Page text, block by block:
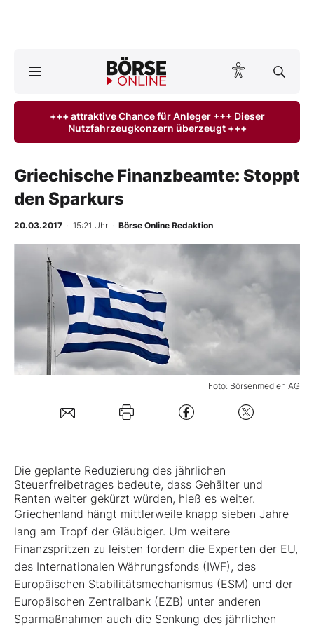
ktuelle Ausgabe BÖRSE ONLINE lesen
Anlageprodukte
Finanz-Check
BO-Musterdepots
Experten
Mein B:O
Kontakt
+++ attraktive Chance für Anleger +++ Dieser
Nutzfahrzeugkonzern überzeugt +++
Griechische Finanzbeamte: Stoppt
den Sparkurs
20.03.2017 · 15:21 Uhr · Börse Online Redaktion
Foto: Börsenmedien AG
Die geplante Reduzierung des jährlichen
Steuerfreibetrages bedeute, dass Gehälter und
Renten weiter gekürzt würden, hieß es weiter.
Griechenland hängt mittlerweile knapp sieben Jahre
lang am Tropf der Gläubiger. Um weitere
Finanzspritzen zu leisten fordern die Experten der EU,
des Internationalen Währungsfonds (IWF), des
Europäischen Stabilitätsmechanismus (ESM) und der
Europäischen Zentralbank (EZB) unter anderen
Sparmaßnahmen auch die Senkung des jährlichen